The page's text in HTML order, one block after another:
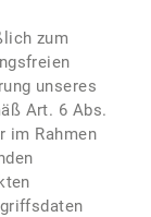
zum
unseres
Art. 6 Abs.
im Rahmen